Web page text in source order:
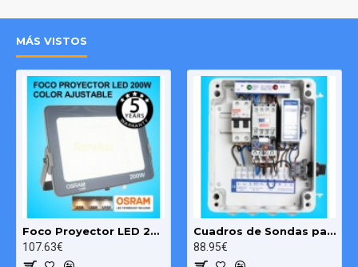
Ratio de contraste: 100:1
Consumo de energía: alrededor 8W
Video: entrada de video. (conexion RCA)
MÁS VISTOS
Foco Proyector LED 200W OSRAM IP65 Color Ajustable Exterior e Interior
107.63€
Cuadros de Sondas para bomba Sumergibles 3.00 HP monofásico Pozo MAXGE
88.95€